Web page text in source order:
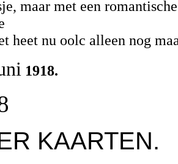
maar met een
heet nu oolc alleen nog
1918.
KAARTEN.